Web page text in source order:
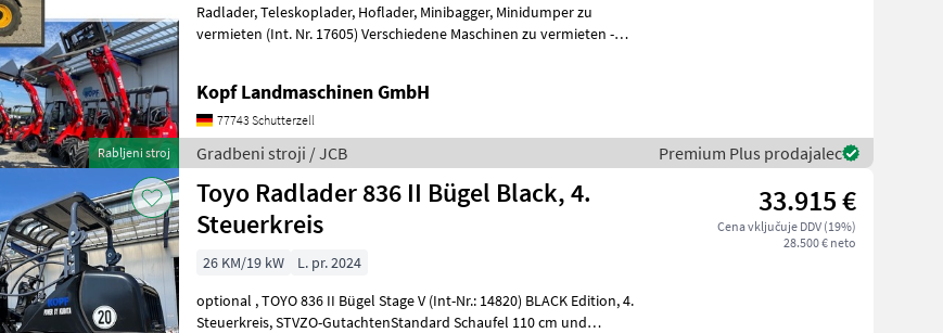
Rabljeni stroj
Radlader, Teleskoplader, Hoflader, Minibagger, Minidumper zu
vermieten (Int. Nr. 17605) Verschiedene Maschinen zu vermieten -
Kopf Landmaschinen GmbH
77743 Schutterzell
Gradbeni stroji / JCB Premium Plus prodajalec
Toyo Radlader 836 II Bügel Black, 4.
Steuerkreis
33.915 €
Cena vključuje DDV (19%)
28.500 € neto
26 KM/19 kW
L. pr. 2024
optional , TOYO 836 II Bügel Stage V (Int-Nr.: 14820) BLACK Edition, 4.
Steuerkreis, STVZO-GutachtenStandard Schaufel 110 cm und